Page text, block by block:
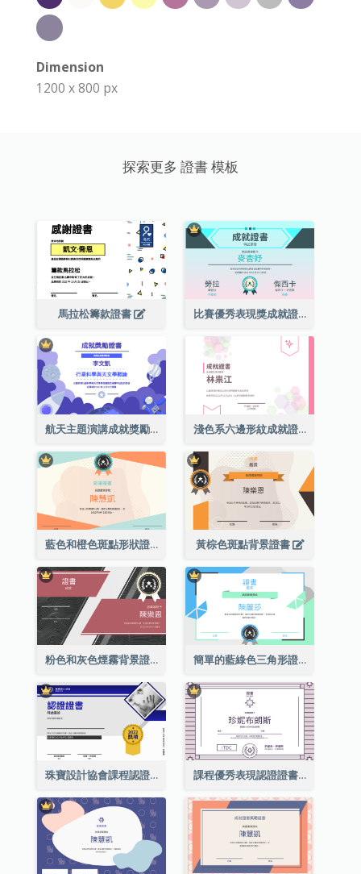
Dimension
1200 x 800 px
探索更多 證書 模板
馬拉松籌款證書 比賽優秀表現獎成就證書
航天主題演講成就獎勵證書 淺色系六邊形紋成就證書
藍色和橙色斑點形狀證書 黃棕色斑點背景證書
粉色和灰色煙霧背景證書 簡單的藍綠色三角形證書
珠寶設計協會課程認證證書 課程優秀表現認證證書